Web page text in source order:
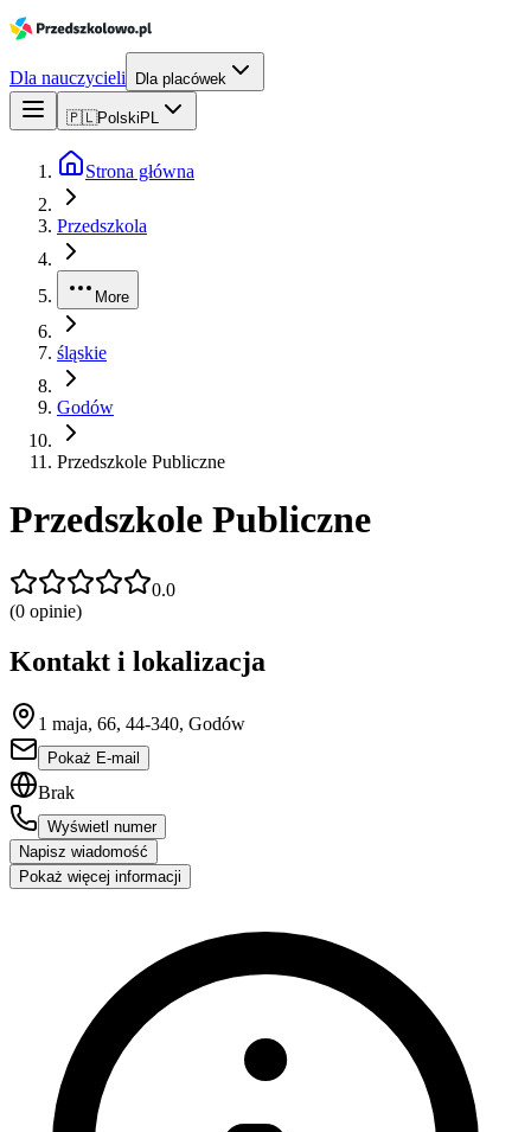
Dla nauczycieli Dla placówek
🇵🇱Polski PL
Strona główna
Przedszkola
More
śląskie
Godów
Przedszkole Publiczne
Przedszkole Publiczne
0.0
(0 opinie)
Kontakt i lokalizacja
1 maja, 66, 44-340, Godów
Pokaż E-mail
Brak
Wyświetl numer
Napisz wiadomość
Pokaż więcej informacji